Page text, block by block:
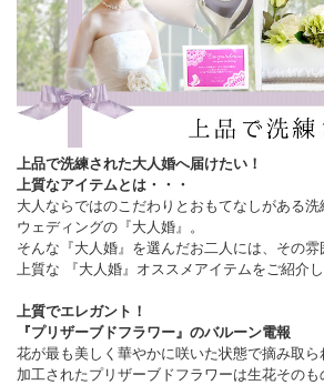
上品で洗練された大人婚へ届けたい！
上質なアイテムとは・・・
大人ならではのこだわりとおもてなしがある洗
ウェディングの『大人婚』。
そんな『大人婚』を選んだお二人には、その雰
上質な 『大人婚』オススメアイテムをご紹介し
上質でエレガント！
『プリザーブドフラワー』のバルーン電報
花が最も美しく華やかに咲いた状態で摘み取ら
加工されたプリザーブドフラワーは生花そのも